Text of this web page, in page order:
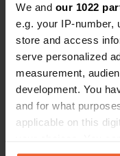
We and our 1022
e.g. your IP-number,
store and access
serve personalized
measurement,
development. You
and for what
applicable on this
41.53184
Code du site
72508
Passer à PRO+
pour toutes les